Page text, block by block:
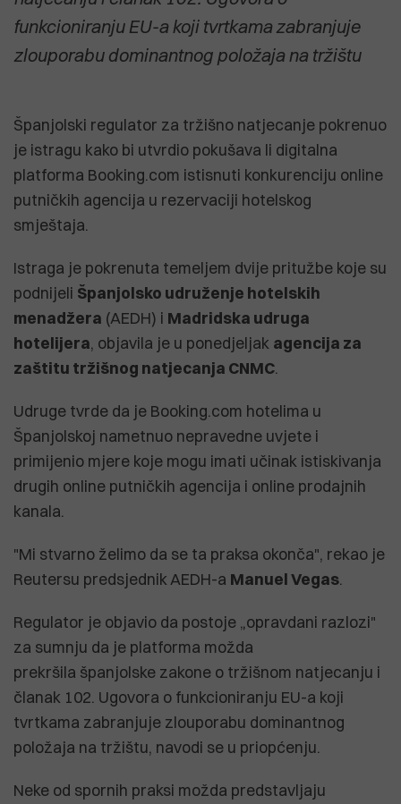
funkcioniranju EU-a koji tvrtkama zabranjuje
zlouporabu dominantnog položaja na tržištu
Španjolski regulator za tržišno natjecanje pokrenuo
je istragu kako bi utvrdio pokušava li digitalna
platforma Booking.com istisnuti konkurenciju online
putničkih agencija u rezervaciji hotelskog
smještaja.
Istraga je pokrenuta temeljem dvije pritužbe koje su
podnijeli Španjolsko udruženje hotelskih
menadžera (AEDH) i Madridska udruga
hotelijera, objavila je u ponedjeljak agencija za
zaštitu tržišnog natjecanja CNMC.
Udruge tvrde da je Booking.com hotelima u
Španjolskoj nametnuo nepravedne uvjete i
primijenio mjere koje mogu imati učinak istiskivanja
drugih online putničkih agencija i online prodajnih
kanala.
"Mi stvarno želimo da se ta praksa okonča", rekao je
Reutersu predsjednik AEDH-a Manuel Vegas.
Regulator je objavio da postoje „opravdani razlozi"
za sumnju da je platforma možda
prekršila španjolske zakone o tržišnom natjecanju i
članak 102. Ugovora o funkcioniranju EU-a koji
tvrtkama zabranjuje zlouporabu dominantnog
položaja na tržištu, navodi se u priopćenju.
Neke od spornih praksi možda predstavljaju